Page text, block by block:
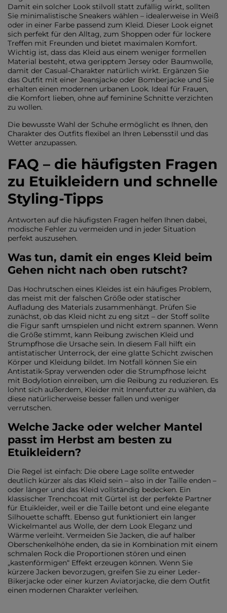
Damit ein solcher Look stilvoll statt zufällig wirkt, sollten
Sie minimalistische Sneakers wählen – idealerweise in Weiß
oder in einer Farbe passend zum Kleid. Dieser Look eignet
sich perfekt für den Alltag, zum Shoppen oder für lockere
Treffen mit Freunden und bietet maximalen Komfort.
Wichtig ist, dass das Kleid aus einem weniger formellen
Material besteht, etwa geripptem Jersey oder Baumwolle,
damit der Casual-Charakter natürlich wirkt. Ergänzen Sie
das Outfit mit einer Jeansjacke oder Bomberjacke und Sie
erhalten einen modernen urbanen Look. Ideal für Frauen,
die Komfort lieben, ohne auf feminine Schnitte verzichten
zu wollen.
Die bewusste Wahl der Schuhe ermöglicht es Ihnen, den
Charakter des Outfits flexibel an Ihren Lebensstil und das
Wetter anzupassen.
FAQ – die häufigsten Fragen
zu Etuikleidern und schnelle
Styling-Tipps
Antworten auf die häufigsten Fragen helfen Ihnen dabei,
modische Fehler zu vermeiden und in jeder Situation
perfekt auszusehen.
Was tun, damit ein enges Kleid beim
Gehen nicht nach oben rutscht?
Das Hochrutschen eines Kleides ist ein häufiges Problem,
das meist mit der falschen Größe oder statischer
Aufladung des Materials zusammenhängt. Prüfen Sie
zunächst, ob das Kleid nicht zu eng sitzt – der Stoff sollte
die Figur sanft umspielen und nicht extrem spannen. Wenn
die Größe stimmt, kann Reibung zwischen Kleid und
Strumpfhose die Ursache sein. In diesem Fall hilft ein
antistatischer Unterrock, der eine glatte Schicht zwischen
Körper und Kleidung bildet. Im Notfall können Sie ein
Antistatik-Spray verwenden oder die Strumpfhose leicht
mit Bodylotion einreiben, um die Reibung zu reduzieren. Es
lohnt sich außerdem, Kleider mit Innenfutter zu wählen, da
diese natürlicherweise besser fallen und weniger
verrutschen.
Welche Jacke oder welcher Mantel
passt im Herbst am besten zu
Etuikleidern?
Die Regel ist einfach: Die obere Lage sollte entweder
deutlich kürzer als das Kleid sein – also in der Taille enden –
oder länger und das Kleid vollständig bedecken. Ein
klassischer Trenchcoat mit Gürtel ist der perfekte Partner
für Etuikleider, weil er die Taille betont und eine elegante
Silhouette schafft. Ebenso gut funktioniert ein langer
Wickelmantel aus Wolle, der dem Look Eleganz und
Wärme verleiht. Vermeiden Sie Jacken, die auf halber
Oberschenkelhöhe enden, da sie in Kombination mit einem
schmalen Rock die Proportionen stören und einen
„kastenförmigen“ Effekt erzeugen können. Wenn Sie
kürzere Jacken bevorzugen, greifen Sie zu einer Leder-
Bikerjacke oder einer kurzen Aviatorjacke, die dem Outfit
einen modernen Charakter verleihen.